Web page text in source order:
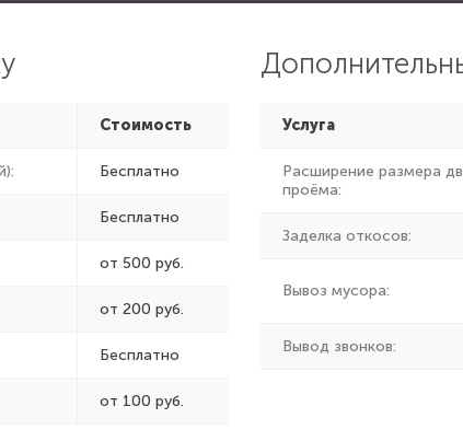
Стоимость
Бесплатно
Бесплатно
от 500 руб.
от 200 руб.
Бесплатно
от 100 руб.
Услуга
Расширение размера
проёма:
Заделка откосов:
Вывоз мусора:
Вывод звонков: